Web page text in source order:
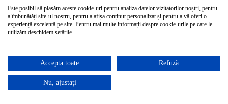
Este posibil să plasăm aceste cookie-uri pentru analiza datelor vizitatorilor noștri, pentru
a îmbunătăți site-ul nostru, pentru a afișa conținut personalizat și pentru a vă oferi o
experiență excelentă pe site. Pentru mai multe informații despre cookie-urile pe care le
utilizăm deschidem setările.
Accepta toate Refuză
Nu, ajustați